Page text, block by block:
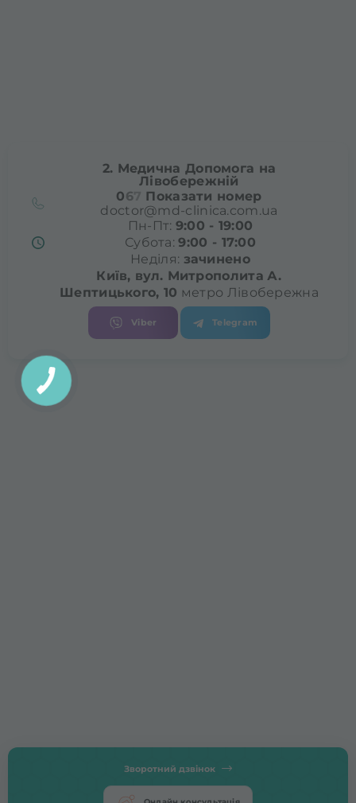
2. Медична Допомога на
Лівобережній
06
Показати номер
doctor@md-clinica.com.ua
Пн-Пт: 9:00 - 19:00
Субота: 9:00 - 17:00
Неділя: зачинено
Київ, вул. Митрополита А.
Шептицького, 10 метро Лівобережна
Viber Telegram
Зворотний дзвінок